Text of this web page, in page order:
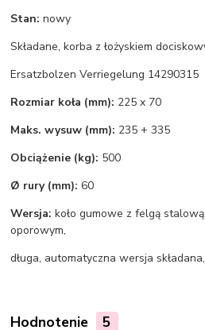
Stan: nowy
Składane, korba z łożyskiem
Ersatzbolzen Verriegelung 14290315
Rozmiar koła (mm): 225 x 70
Maks. wysuw (mm): 235 + 335
Obciążenie (kg): 500
Ø rury (mm): 60
Wersja: koło gumowe z felgą
oporowym,
długa, automatyczna wersja
Hodnotenie 5